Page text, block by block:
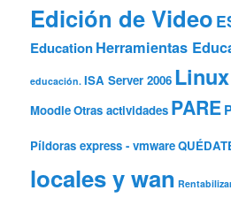
Edición de Video
EducationHerramientas
educación. ISA Server 2006 Linux
MoodleOtras actividades PARE
Píldoras express - vmware
locales y wan